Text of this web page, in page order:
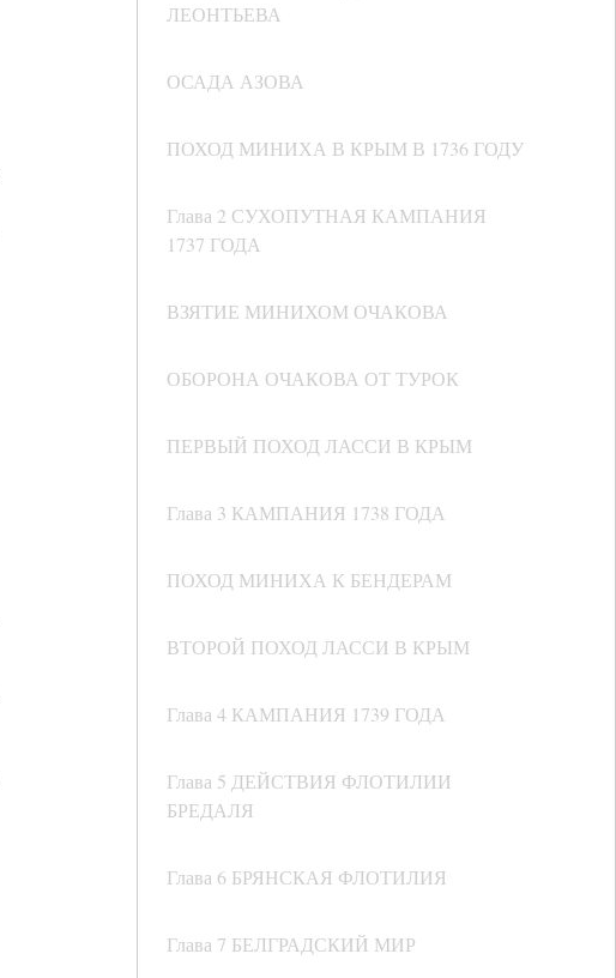
ЛЕОНТЬЕВА
ОСАДА АЗОВА
ПОХОД МИНИХА В КРЫМ В 1736 ГОДУ
Глава 2 СУХОПУТНАЯ КАМПАНИЯ
1737 ГОДА
ВЗЯТИЕ МИНИХОМ ОЧАКОВА
ОБОРОНА ОЧАКОВА ОТ ТУРОК
ПЕРВЫЙ ПОХОД ЛАССИ В КРЫМ
Глава 3 КАМПАНИЯ 1738 ГОДА
ПОХОД МИНИХА К БЕНДЕРАМ
ВТОРОЙ ПОХОД ЛАССИ В КРЫМ
Глава 4 КАМПАНИЯ 1739 ГОДА
Глава 5 ДЕЙСТВИЯ ФЛОТИЛИИ
БРЕДАЛЯ
Глава 6 БРЯНСКАЯ ФЛОТИЛИЯ
Глава 7 БЕЛГРАДСКИЙ МИР